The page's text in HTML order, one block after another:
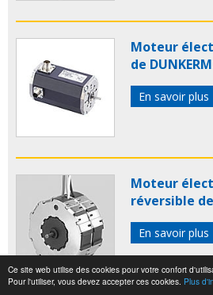
Ce site web utilise des cookies pour votre confort
Pour l'utiliser, vous devez accepter ces cookies. Plus
Moteur
de
En savoir plus
Moteur
réversible de
En savoir plus